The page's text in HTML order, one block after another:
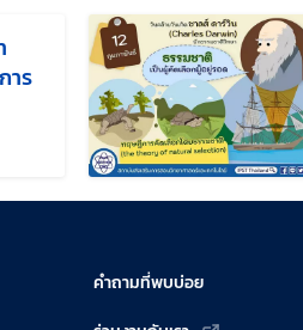
าร
คำถามที่พบบ่อย